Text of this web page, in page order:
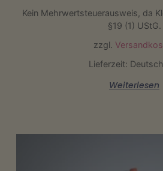
Kein Mehrwertsteuerausweis, da
§19 (1) UStG.
zzgl.
Lieferzeit:
Weiterlesen